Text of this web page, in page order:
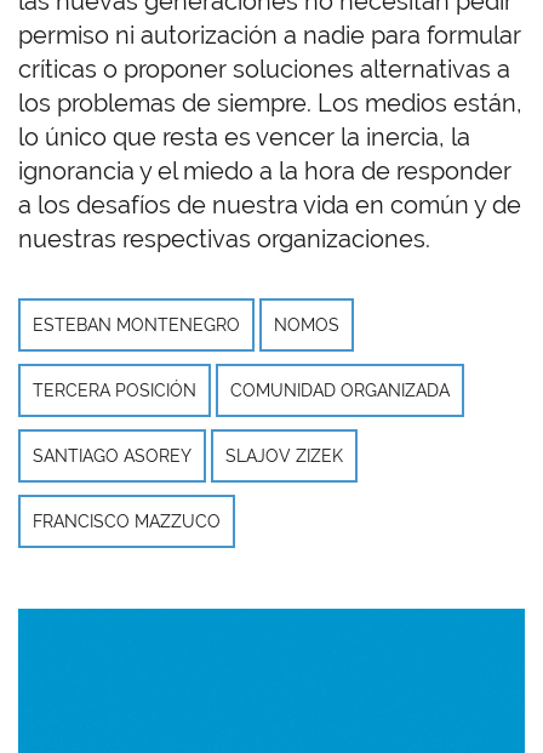
permiso ni autorización a nadie para formular
críticas o proponer soluciones alternativas a
los problemas de siempre. Los medios están,
lo único que resta es vencer la inercia, la
ignorancia y el miedo a la hora de responder
a los desafíos de nuestra vida en común y de
nuestras respectivas organizaciones.
ESTEBAN MONTENEGRO NOMOS
TERCERA POSICIÓN COMUNIDAD ORGANIZADA
SANTIAGO ASOREY SLAJOV ZIZEK
FRANCISCO MAZZUCO